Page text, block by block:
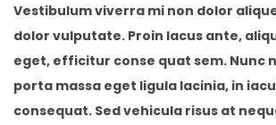
Vestibulum viverra mi non dolor
dolor vulputate. Proin lacus ante,
eget, efficitur conse quat sem. Nunc
porta massa eget ligula lacinia, in
consequat. Sed vehicula risus at